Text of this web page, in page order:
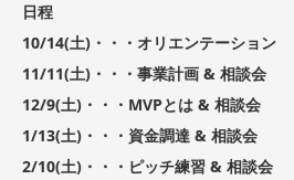
日程
10/14(土)・・・オリエンテーション
11/11(土)・・・事業計画 & 相談会
12/9(土)・・・MVPとは & 相談会
1/13(土)・・・資金調達 & 相談会
2/10(土)・・・ピッチ練習 & 相談会